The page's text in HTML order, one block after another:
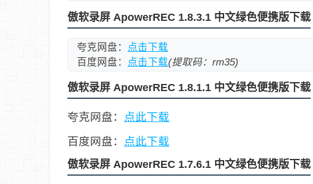
傲软录屏 ApowerREC 1.8.3.1 中文绿色便携版下载
夸克网盘：
点击下载
百度网盘：
点击下载(提取码：rm35)
傲软录屏 ApowerREC 1.8.1.1 中文绿色便携版下载
夸克网盘： 点此下载
百度网盘： 点此下载
傲软录屏 ApowerREC 1.7.6.1 中文绿色便携版下载